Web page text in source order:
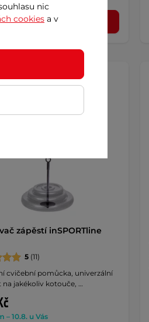
zápěstí inSPORTline
5(11)
cvičební pomůcka, univerzální
jakékoliv kotouče, …
– 10.8. u Vás
nic
cookies a v